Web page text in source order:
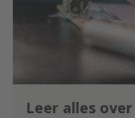
Leer alles